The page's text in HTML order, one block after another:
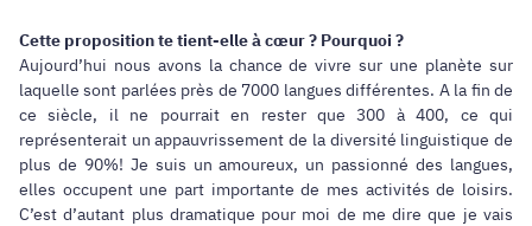
Cette proposition te tient-elle à cœur ? Pourquoi ?
Aujourd’hui nous avons la chance de vivre sur une planète sur
laquelle sont parlées près de 7000 langues différentes. A la fin de
ce siècle, il ne pourrait en rester que 300 à 400, ce qui
représenterait un appauvrissement de la diversité linguistique de
plus de 90%! Je suis un amoureux, un passionné des langues,
elles occupent une part importante de mes activités de loisirs.
C’est d’autant plus dramatique pour moi de me dire que je vais